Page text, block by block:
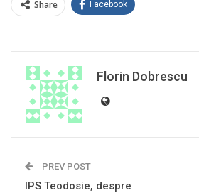
Share Facebook
Florin Dobrescu
PREV POST
IPS Teodosie, despre